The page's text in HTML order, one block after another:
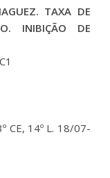
TAXA DE
INIBIÇÃO DE
CE, 14º L. 18/07-